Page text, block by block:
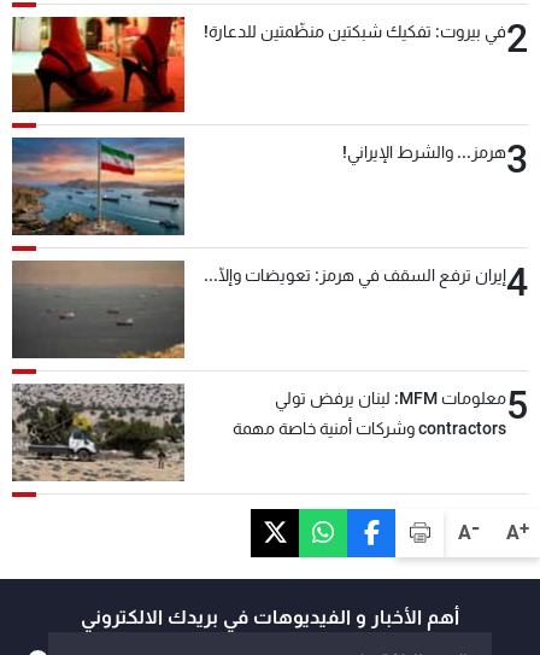
A+
A-
2في بيروت: تفكيك شبكتين منظّمتين للدعارة!
3هرمز... والشرط الإيراني!
4إيران ترفع السقف في هرمز: تعويضات وإلّا...
5
معلومات MFM: لبنان يرفض تولي
contractors وشركات أمنية خاصة مهمة
أهم الأخبار و الفيديوهات في بريدك الالكتروني